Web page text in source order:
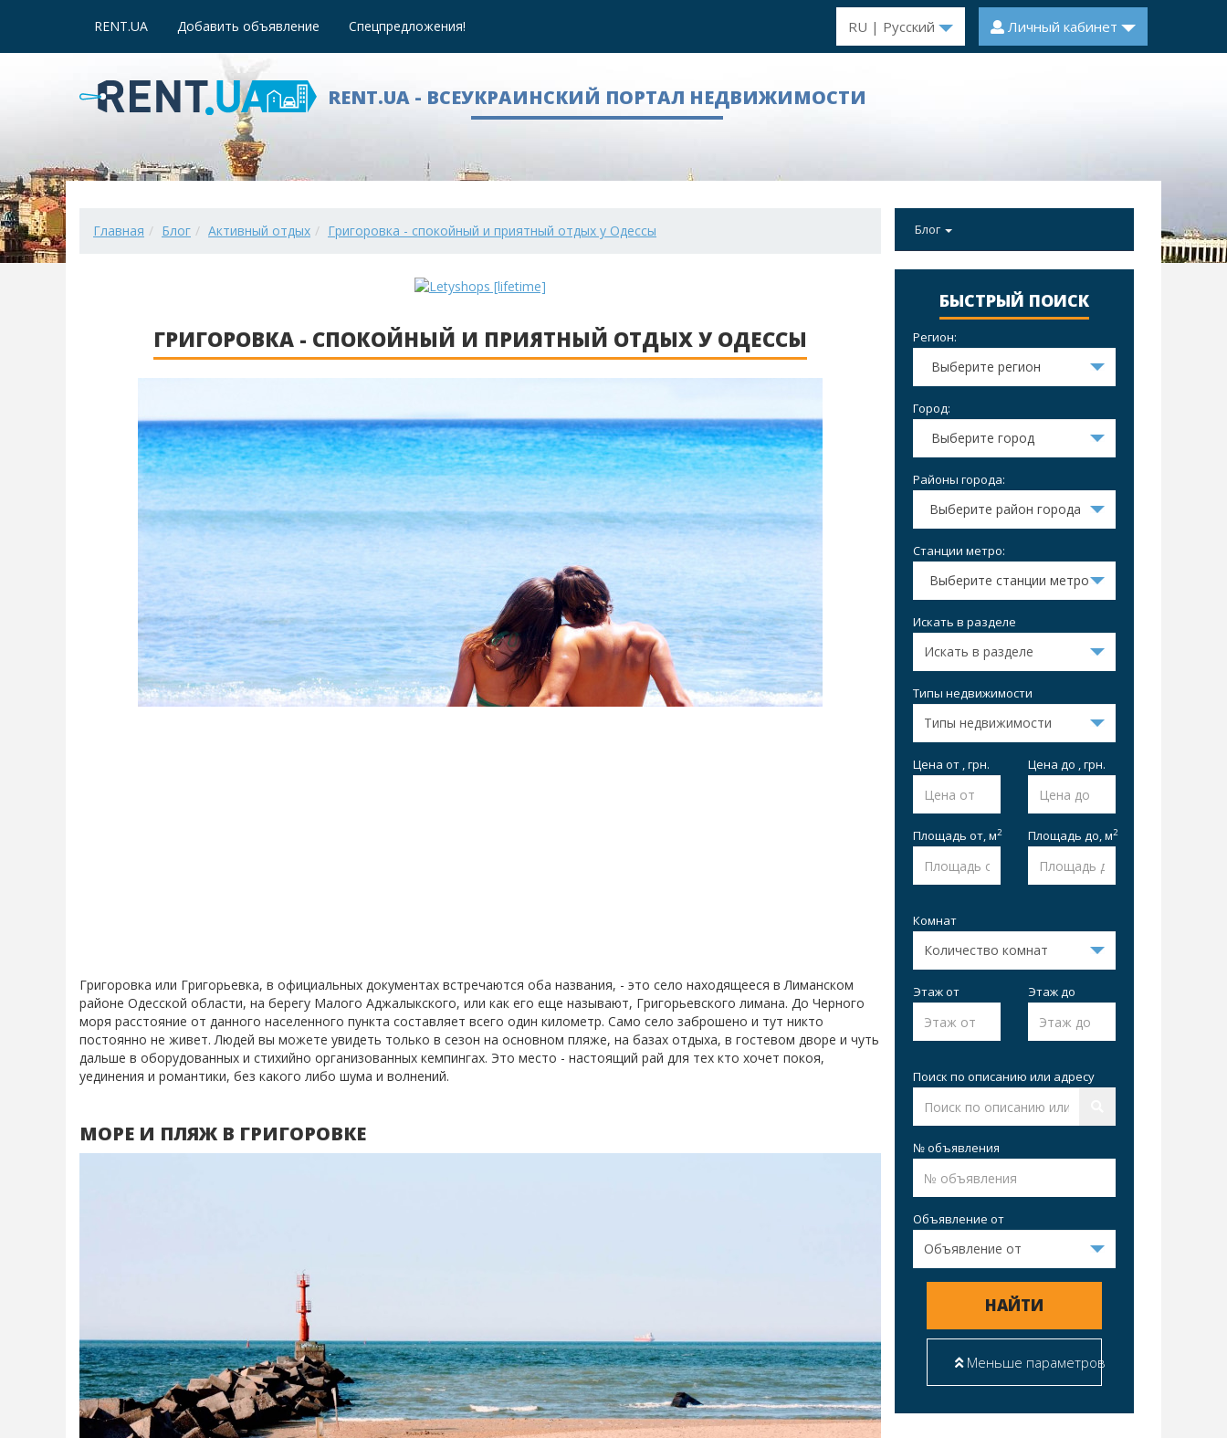
RENT.UA Добавить объявление Спецпредложения! RU | Русский Личный кабинет
RENT.UA - ВСЕУКРАИНСКИЙ ПОРТАЛ НЕДВИЖИМОСТИ
Главная Блог Активный отдых Григоровка - спокойный и приятный отдых у Одессы
ГРИГОРОВКА - СПОКОЙНЫЙ И ПРИЯТНЫЙ ОТДЫХ У ОДЕССЫ
Григоровка или Григорьевка, в официальных документах встречаются оба названия, - это село находящееся в Лиманском
районе Одесской области, на берегу Малого Аджалыкского, или как его еще называют, Григорьевского лимана. До Черного
моря расстояние от данного населенного пункта составляет всего один километр. Само село заброшено и тут никто
постоянно не живет. Людей вы можете увидеть только в сезон на основном пляже, на базах отдыха, в гостевом дворе и чуть
дальше в оборудованных и стихийно организованных кемпингах. Это место - настоящий рай для тех кто хочет покоя,
уединения и романтики, без какого либо шума и волнений.
МОРЕ И ПЛЯЖ В ГРИГОРОВКЕ
Блог
БЫСТРЫЙ ПОИСК
Регион:
Выберите регион
Город:
Выберите город
Районы города:
Выберите район города
Станции метро:
Выберите станции метро
Искать в разделе
Типы недвижимости
Цена от , грн. Цена до , грн.
Площадь от,м2 Площадь до,м2
Комнат
Этаж от Этаж до
Поиск по описанию или адресу
№ объявления
Объявление от
НАЙТИ
Меньше параметров